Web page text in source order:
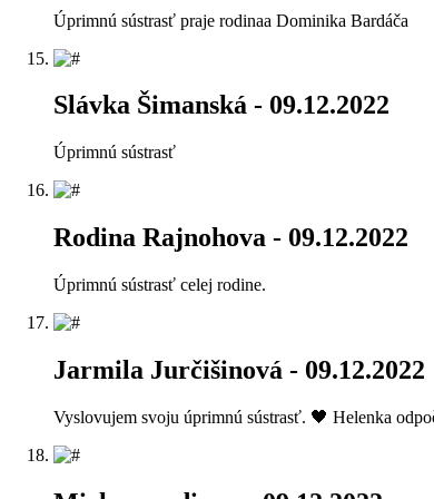
Úprimnú sústrasť praje rodinaa Dominika Bardáča
Slávka Šimanská - 09.12.2022
Úprimnú sústrasť
Rodina Rajnohova - 09.12.2022
Úprimnú sústrasť celej rodine.
Jarmila Jurčišinová - 09.12.2022
Vyslovujem svoju úprimnú sústrasť. 🖤 Helenka